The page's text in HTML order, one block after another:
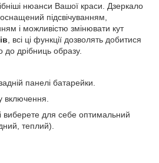
нюанси Вашої краси. Дзеркало
оснащений підсвічуванням,
і можливістю змінювати кут
, всі ці функції дозволять добитися
до дрібниць образу.
панелі батарейки.
включення.
виберете для себе оптимальний
теплий).